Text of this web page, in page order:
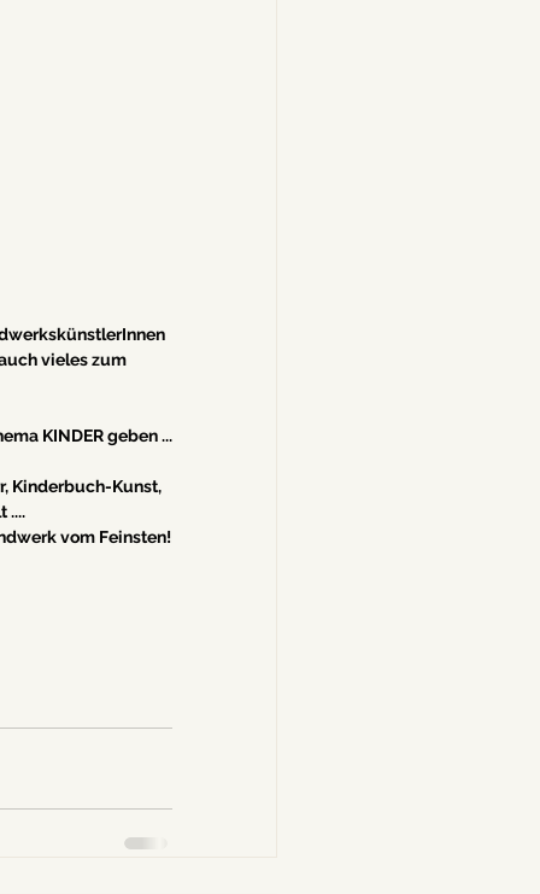
vieles zum
KINDER geben ...
Kinderbuch-Kunst,
....
vom Feinsten!